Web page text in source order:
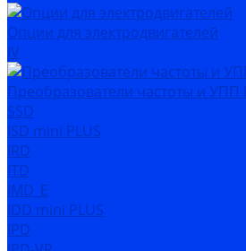
Опции для электродвигателей
IV
Преобразователи частоты и УПП
SSD
ISD mini PLUS
IRD
ITD
IMD_E
IDD mini PLUS
IPD